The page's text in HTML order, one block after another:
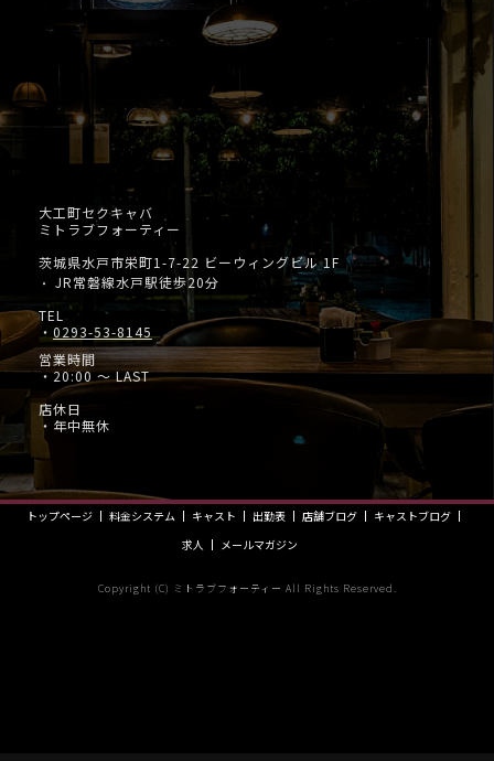
大工町セクキャバ
ミトラブフォーティー
茨城県水戸市栄町1-7-22 ビーウィングビル 1F
・ JR常磐線水戸駅徒歩20分
TEL
・ 0293-53-8145
営業時間
・20:00 ～ LAST
店休日
・年中無休
トップページ 料金システム キャスト 出勤表 店舗ブログ
キャストブログ
求人
メールマガジン
Copyright (C) ミトラブフォーティー All Rights Reserved.